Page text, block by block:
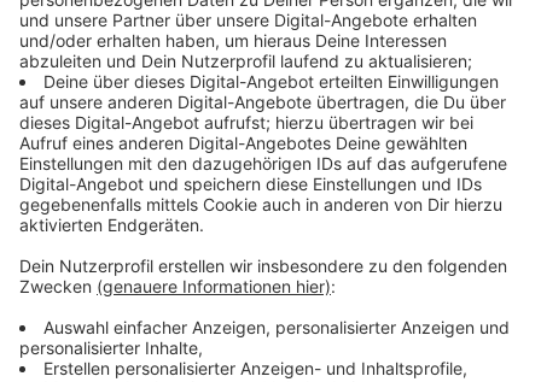
Milionen Streams auf verschiedenen Plattformen
dürften wir noch einiges von SLAY hören. Wir stellen
euch seine Single "High mit mir" vor.
Anzeige
Wir benötigen Ihre
Zustimmung, um den YouTube
Video-Service zu laden!
Wir verwenden einen Service eines
Drittanbieters, um Videoinhalte